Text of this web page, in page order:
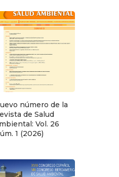
número de la
de Salud
Vol. 26
1 (2026)